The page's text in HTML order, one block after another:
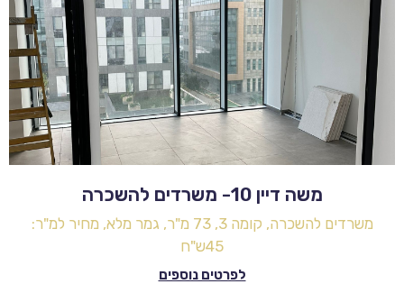
משה דיין 10- משרדים להשכרה
משרדים להשכרה, קומה 3, 73 מ"ר, גמר מלא, מחיר למ"ר:
45ש"ח
לפרטים נוספים